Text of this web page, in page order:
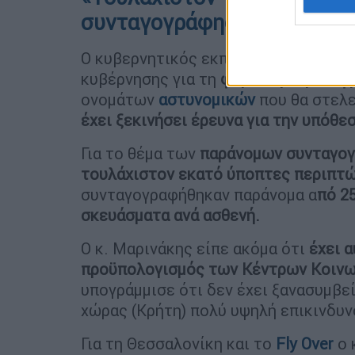
συνταγογράφησης»
Ο κυβερνητικός εκπρόσωπος
κυβέρνησης για τη φορολογική
ονομάτων αστυνομικώνπου θα
έχει ξεκινήσει έρευνα για την
Για το θέμα των παράνομων
τουλάχιστον εκατό ύποπτες
συνταγογραφήθηκαν παράνομα από
σκευάσματα ανά ασθενή.
Ο κ. Μαρινάκης είπε ακόμα ότι έχει
προϋπολογισμός των Κέντρων
υπογράμμισε ότι δεν έχει
χώρας (Κρήτη) πολύ υψηλή
Για τη Θεσσαλονίκη και το Fly Over ο